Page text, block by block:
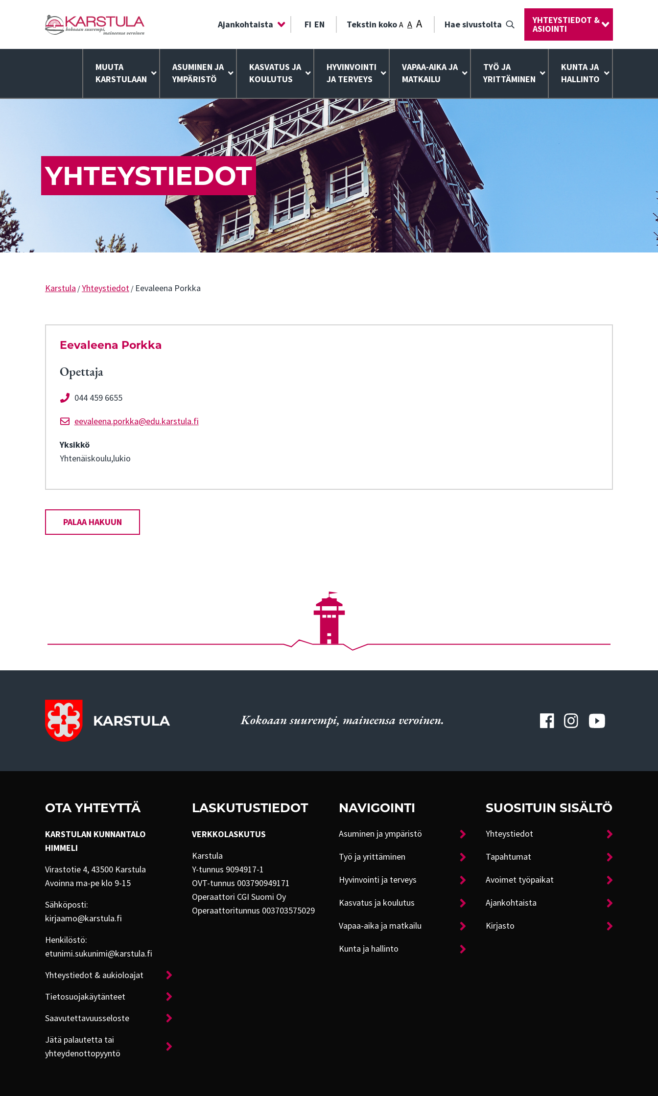
Ajankohtaista FI EN Tekstin kokoA A A Hae sivustolta YHTEYSTIEDOT &
ASIOINTI
MUUTA
KARSTULAAN
ASUMINEN JA
YMPÄRISTÖ
KASVATUS JA
KOULUTUS
HYVINVOINTI
JA TERVEYS
VAPAA-AIKA JA
MATKAILU
TYÖ JA
YRITTÄMINEN
KUNTA JA
HALLINTO
YHTEYSTIEDOT
Karstula /Yhteystiedot/ Eevaleena Porkka
Eevaleena Porkka
Opettaja
044 459 6655
eevaleena.porkka@edu.karstula.fi
Yksikkö
Yhtenäiskoulu,lukio
PALAA HAKUUN
Kokoaan suurempi, maineensa veroinen.
OTA YHTEYTTÄ
KARSTULAN KUNNANTALO
HIMMELI
Virastotie 4, 43500 Karstula
Avoinna ma-pe klo 9-15
Sähköposti:
kirjaamo@karstula.fi
Henkilöstö:
etunimi.sukunimi@karstula.fi
Yhteystiedot & aukioloajat
Tietosuojakäytänteet
Saavutettavuusseloste
Jätä palautetta tai
yhteydenottopyyntö
LASKUTUSTIEDOT
VERKKOLASKUTUS
Karstula
Y-tunnus 9094917-1
OVT-tunnus 003790949171
Operaattori CGI Suomi Oy
Operaattoritunnus 003703575029
NAVIGOINTI
Asuminen ja ympäristö
Työ ja yrittäminen
Hyvinvointi ja terveys
Kasvatus ja koulutus
Vapaa-aika ja matkailu
Kunta ja hallinto
SUOSITUIN SISÄLTÖ
Yhteystiedot
Tapahtumat
Avoimet työpaikat
Ajankohtaista
Kirjasto